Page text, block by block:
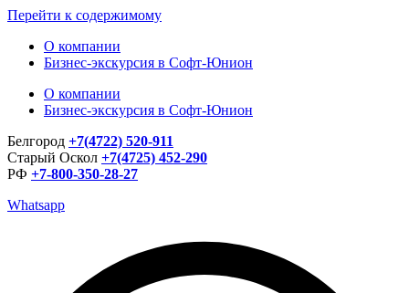
Перейти к содержимому
О компании
Бизнес-экскурсия в Софт-Юнион
О компании
Бизнес-экскурсия в Софт-Юнион
Белгород +7(4722) 520-911
Старый Оскол +7(4725) 452-290
РФ +7-800-350-28-27
Whatsapp